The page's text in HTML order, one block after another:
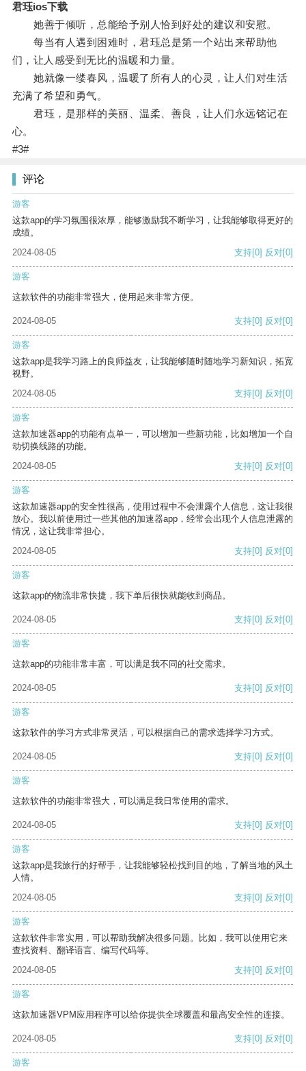
君珏ios下载
她善于倾听，总能给予别人恰到好处的建议和安慰。
每当有人遇到困难时，君珏总是第一个站出来帮助他
们，让人感受到无比的温暖和力量。
她就像一缕春风，温暖了所有人的心灵，让人们对生活
充满了希望和勇气。
君珏，是那样的美丽、温柔、善良，让人们永远铭记在
心。
#3#
评论
游客
这款app的学习氛围很浓厚，能够激励我不断学习，让我能够取得更好的
成绩。
2024-08-05
支持[0] 反对[0]
游客
这款软件的功能非常强大，使用起来非常方便。
2024-08-05 支持[0] 反对[0]
游客
这款app是我学习路上的良师益友，让我能够随时随地学习新知识，拓宽
视野。
2024-08-05
支持[0] 反对[0]
游客
这款加速器app的功能有点单一，可以增加一些新功能，比如增加一个自
动切换线路的功能。
2024-08-05
支持[0] 反对[0]
游客
这款加速器app的安全性很高，使用过程中不会泄露个人信息，这让我很
放心。我以前使用过一些其他的加速器app，经常会出现个人信息泄露的
情况，这让我非常担心。
2024-08-05
支持[0] 反对[0]
游客
这款app的物流非常快捷，我下单后很快就能收到商品。
2024-08-05 支持[0] 反对[0]
游客
这款app的功能非常丰富，可以满足我不同的社交需求。
2024-08-05 支持[0] 反对[0]
游客
这款软件的学习方式非常灵活，可以根据自己的需求选择学习方式。
2024-08-05 支持[0] 反对[0]
游客
这款软件的功能非常强大，可以满足我日常使用的需求。
2024-08-05 支持[0] 反对[0]
游客
这款app是我旅行的好帮手，让我能够轻松找到目的地，了解当地的风土
人情。
2024-08-05
支持[0] 反对[0]
游客
这款软件非常实用，可以帮助我解决很多问题。比如，我可以使用它来
查找资料、翻译语言、编写代码等。
2024-08-05
支持[0] 反对[0]
游客
这款加速器VPM应用程序可以给你提供全球覆盖和最高安全性的连接。
2024-08-05 支持[0] 反对[0]
游客